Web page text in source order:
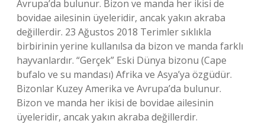
Avrupa’da bulunur. Bizon ve manda her ikisi de
bovidae ailesinin üyeleridir, ancak yakın akraba
değillerdir. 23 Ağustos 2018 Terimler sıklıkla
birbirinin yerine kullanılsa da bizon ve manda farklı
hayvanlardır. “Gerçek” Eski Dünya bizonu (Cape
bufalo ve su mandası) Afrika ve Asya’ya özgüdür.
Bizonlar Kuzey Amerika ve Avrupa’da bulunur.
Bizon ve manda her ikisi de bovidae ailesinin
üyeleridir, ancak yakın akraba değillerdir.